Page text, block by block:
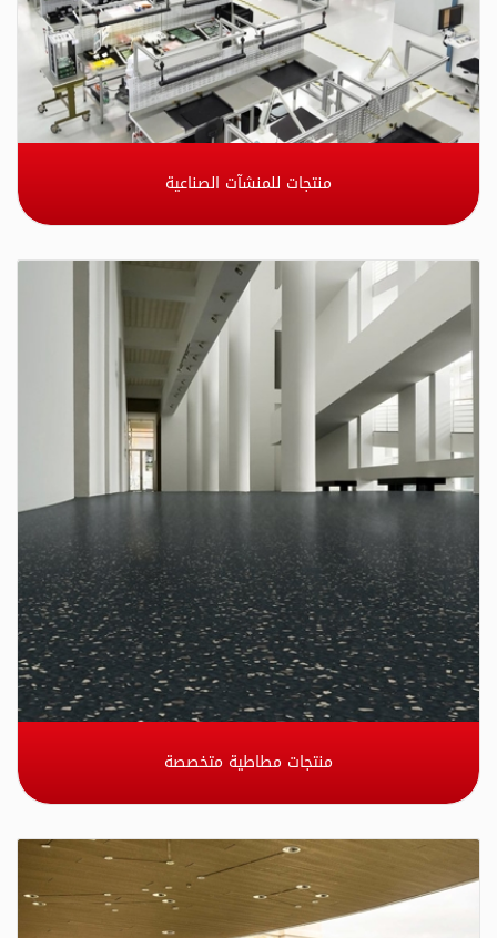
منتجات للمنشآت الصناعية
منتجات مطاطية متخصصة